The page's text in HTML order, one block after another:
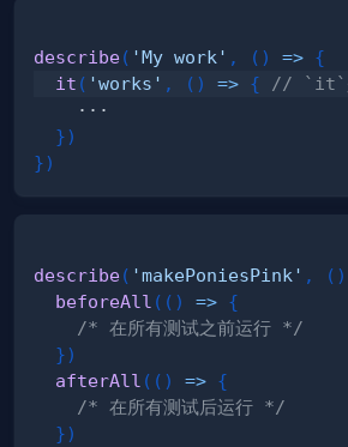
describe( 'My work' , ( ) => {
it ( 'works' , ( ) => {
// `it`
})
})
describe( 'makePoniesPink' , ( )
beforeAll ( ( ) => {
/* 在所有测试之前运行 */
})
afterAll ( ( ) => {
/* 在所有测试后运行 */
})